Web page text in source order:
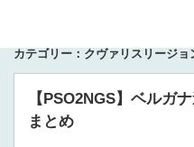
カテゴリー：クヴァリスリージョ
【PSO2NGS】ベルガ
まとめ